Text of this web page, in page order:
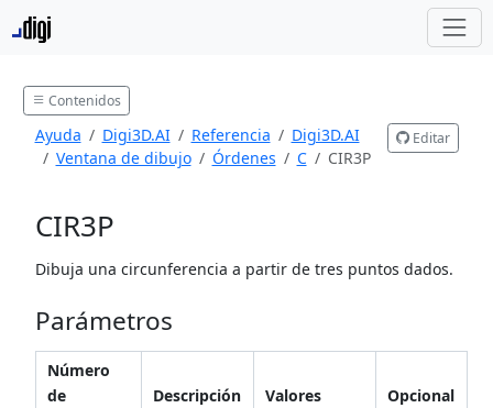
Contenidos
Ayuda Digi3D.AI Referencia
Digi3D.AI
Ventana de dibujo
Órdenes C CIR3P
Editar
CIR3P
Dibuja una circunferencia a partir de tres puntos dados.
Parámetros
Número
de
Descripción Valores Opcional